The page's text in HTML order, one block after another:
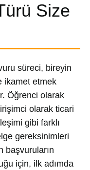
Size
süreci, bireyin
ikamet etmek
Öğrenci olarak
olarak ticari
gibi farklı
gereksinimleri
başvuruların
için, ilk adımda